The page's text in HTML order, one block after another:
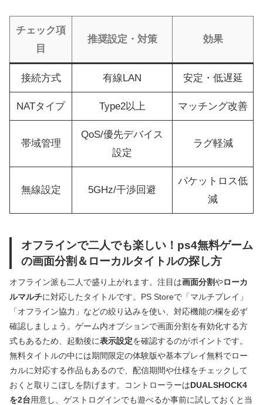
チェック項
目
推奨設定・対策 効果
接続方式 有線LAN 安定・低遅延
NATタイプ Type2以上 マッチング改善
帯域管理
QoS/優先デバイス
設定
ラグ軽減
無線設定 5GHz/干渉回避
パケットロス低
減
オフラインで二人でも楽しい！ps4無料ゲーム
の画面分割＆ローカルタイトルの探し方
オフライン派も二人で盛り上がれます。注目は画面分割やローカ
ルマルチに対応したタイトルです。PS Storeで「マルチプレイ」
「オフライン協力」などの絞り込みを使い、対応機能の欄を必ず
確認しましょう。ゲーム内オプションで画面分割を有効化する方
式もあるため、起動後に表示設定を確認するのがポイントです。
無料タイトルの中には期間限定の体験版や基本プレイ無料でロー
カルに対応する作品もあるので、配信期間や仕様をチェックして
おくと取りこぼしを防げます。コントローラーはDUALSHOCK4
を2台用意し、ゲストログインでも遊べるか事前に試しておくと当